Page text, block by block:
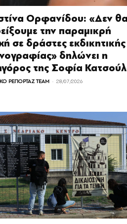
Ορφανίδου: «Δεν θα
την παραμικρή
σε δράστες εκδικητικής
δηλώνει η
της Σοφία
ΡΕΠΟΡΤΑΖ TEAM - 28/07/2026